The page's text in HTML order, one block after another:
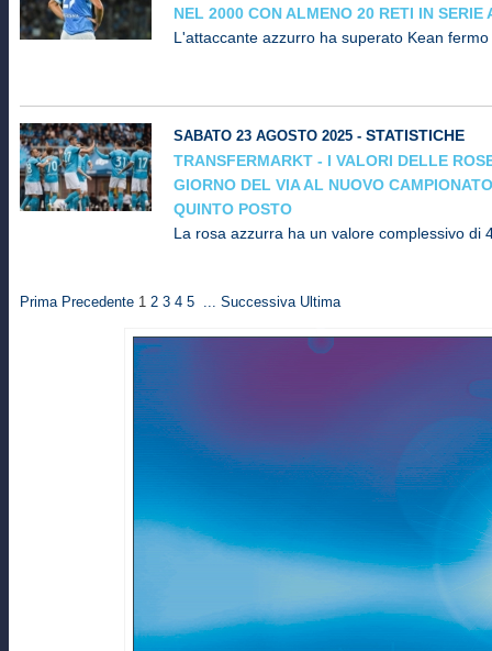
NEL 2000 CON ALMENO 20 RETI IN SERIE
L'attaccante azzurro ha superato Kean
SABATO 23 AGOSTO 2025 - STATISTICHE
TRANSFERMARKT - I VALORI DELLE
GIORNO DEL VIA AL NUOVO
QUINTO POSTO
La rosa azzurra ha un valore complessivo di
Prima Precedente 1 2 3 4 5 ... Successiva Ultima